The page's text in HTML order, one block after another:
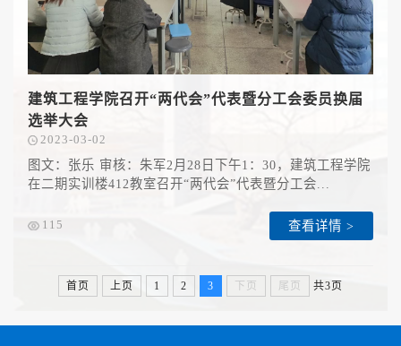
建筑工程学院召开“两代会”代表暨分工会委员换届
选举大会
2023-03-02
图文：张乐 审核：朱军2月28日下午1：30，建筑工程学院
在二期实训楼412教室召开“两代会”代表暨分工会...
115 查看详情 >
首页 上页 1 2 3 下页 尾页 共3页